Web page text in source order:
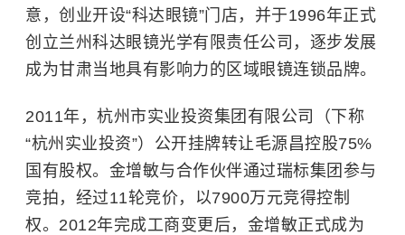
意，创业开设“科达眼镜”门店，并于1996年正式
创立兰州科达眼镜光学有限责任公司，逐步发展
成为甘肃当地具有影响力的区域眼镜连锁品牌。
2011年，杭州市实业投资集团有限公司（下称
“杭州实业投资”）公开挂牌转让毛源昌控股75%
国有股权。金增敏与合作伙伴通过瑞标集团参与
竞拍，经过11轮竞价，以7900万元竞得控制
权。2012年完成工商变更后，金增敏正式成为